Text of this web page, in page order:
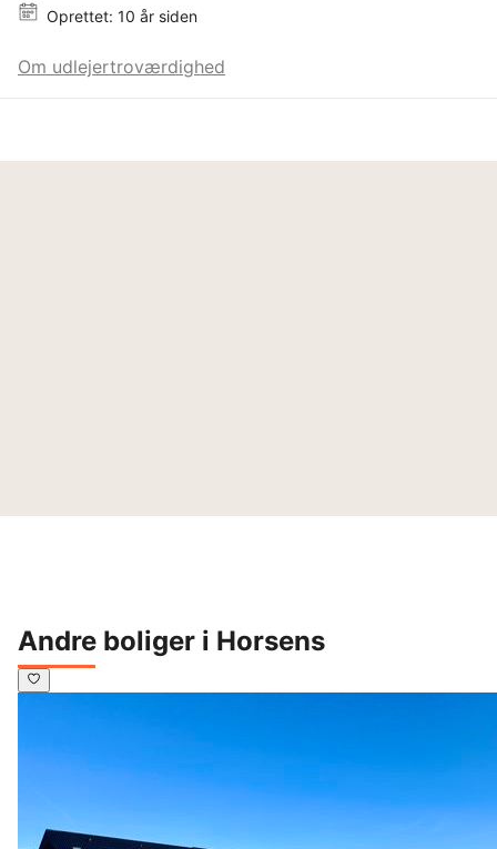
Oprettet: 10 år siden
Om udlejertroværdighed
Andre boliger i Horsens